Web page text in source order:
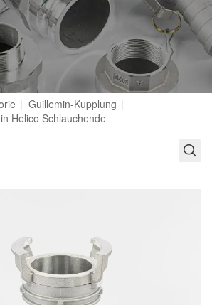
| Guillemin-Kupplung |
Helico Schlauchende